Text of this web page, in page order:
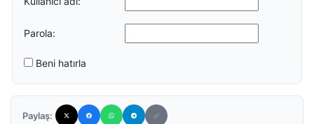
Parola:
Beni hatırla
Paylaş: